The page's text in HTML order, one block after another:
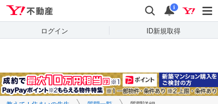
検索 通知
i
ログイン ID新規取得
キーワードで
質問を探す